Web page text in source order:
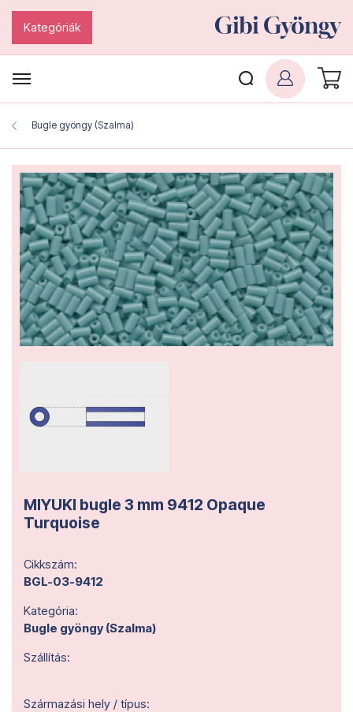
Kategóriák
Bugle gyöngy (Szalma)
MIYUKI bugle 3 mm 9412 Opaque
Turquoise
Cikkszám:
BGL-03-9412
Kategória:
Bugle gyöngy (Szalma)
Szállítás:
Származási hely / típus: